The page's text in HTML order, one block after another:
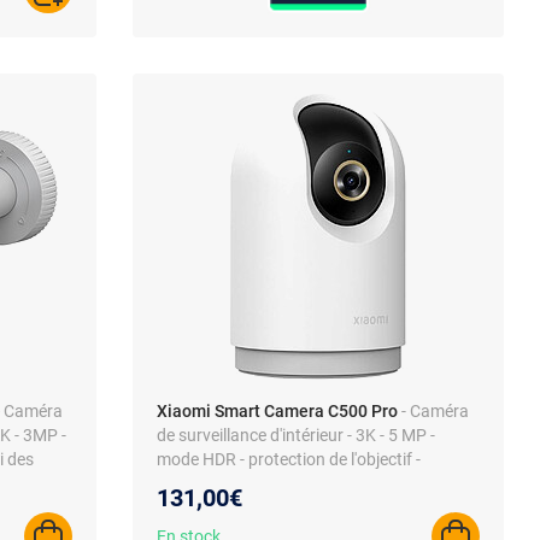
Caméra
- 3MP -
des
Xiaomi Smart Camera C500 Pro- Caméra
de surveillance d'intérieur - 3K - 5 MP -
mode HDR - protection de l'objectif -
131,00€